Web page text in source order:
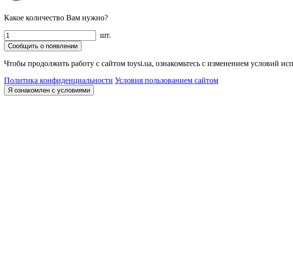
Какое количество Вам нужно?
шт.
Сообщить о появлении
Чтобы продолжить работу с сайтом toysi.ua, ознакомьтесь с изменением условий
Политика конфиденциальности Условия пользованием сайтом
Я ознакомлен с условиями